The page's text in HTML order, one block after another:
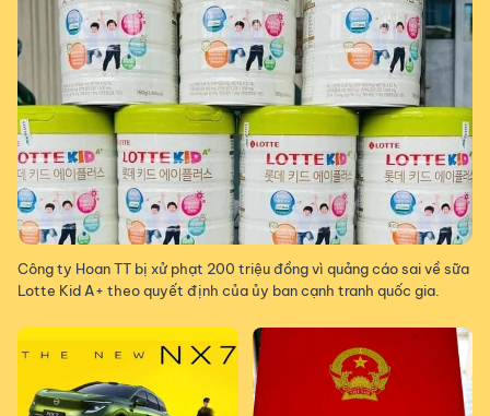
Công ty Hoan TT bị xử phạt 200 triệu đồng vì quảng cáo sai về sữa
Lotte Kid A+ theo quyết định của ủy ban cạnh tranh quốc gia.